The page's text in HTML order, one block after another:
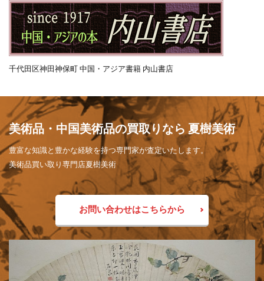
千代田区神田神保町 中国・アジア書籍 内山書店
美術品・中国美術品の買取りなら 夏樹美術
豊富な知識と豊かな経験を持つ専門家が査定いたします。
美術品買い取り専門店夏樹美術
お問い合わせはこちらから